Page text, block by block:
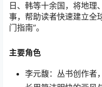
日、韩等十余国，将地理
事，帮助读者快速建立全
门指南”。
主要角色
李元馥：丛书创作者